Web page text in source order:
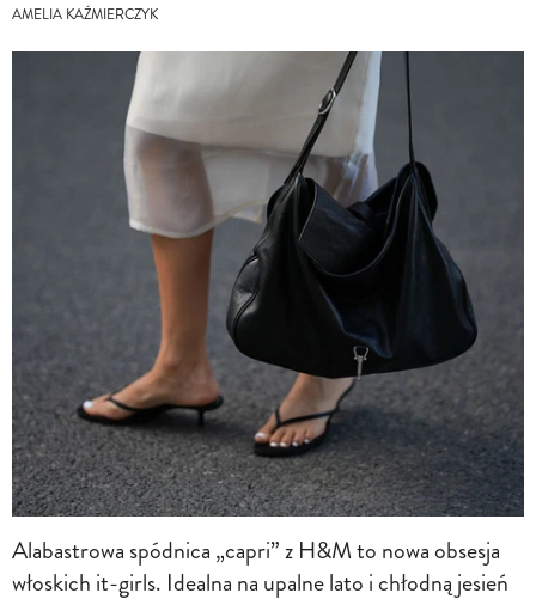
AMELIA KAŹMIERCZYK
Alabastrowa spódnica „capri” z H&M to nowa obsesja
włoskich it-girls. Idealna na upalne lato i chłodną jesień